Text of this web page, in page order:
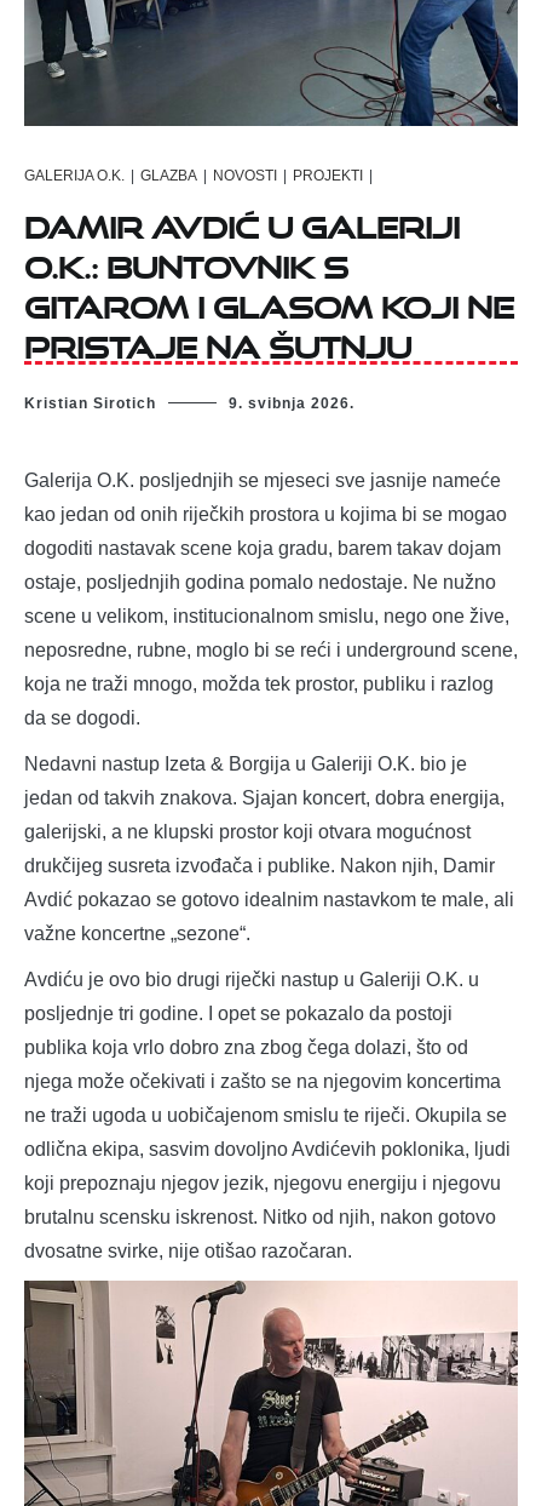
GALERIJA O.K. | GLAZBA | NOVOSTI | PROJEKTI |
Damir Avdić u Galeriji
O.K.: buntovnik s
gitarom i glasom koji ne
pristaje na šutnju
Kristian Sirotich 9. svibnja 2026.
Galerija O.K. posljednjih se mjeseci sve jasnije nameće
kao jedan od onih riječkih prostora u kojima bi se mogao
dogoditi nastavak scene koja gradu, barem takav dojam
ostaje, posljednjih godina pomalo nedostaje. Ne nužno
scene u velikom, institucionalnom smislu, nego one žive,
neposredne, rubne, moglo bi se reći i underground scene,
koja ne traži mnogo, možda tek prostor, publiku i razlog
da se dogodi.
Nedavni nastup Izeta & Borgija u Galeriji O.K. bio je
jedan od takvih znakova. Sjajan koncert, dobra energija,
galerijski, a ne klupski prostor koji otvara mogućnost
drukčijeg susreta izvođača i publike. Nakon njih, Damir
Avdić pokazao se gotovo idealnim nastavkom te male, ali
važne koncertne „sezone“.
Avdiću je ovo bio drugi riječki nastup u Galeriji O.K. u
posljednje tri godine. I opet se pokazalo da postoji
publika koja vrlo dobro zna zbog čega dolazi, što od
njega može očekivati i zašto se na njegovim koncertima
ne traži ugoda u uobičajenom smislu te riječi. Okupila se
odlična ekipa, sasvim dovoljno Avdićevih poklonika, ljudi
koji prepoznaju njegov jezik, njegovu energiju i njegovu
brutalnu scensku iskrenost. Nitko od njih, nakon gotovo
dvosatne svirke, nije otišao razočaran.